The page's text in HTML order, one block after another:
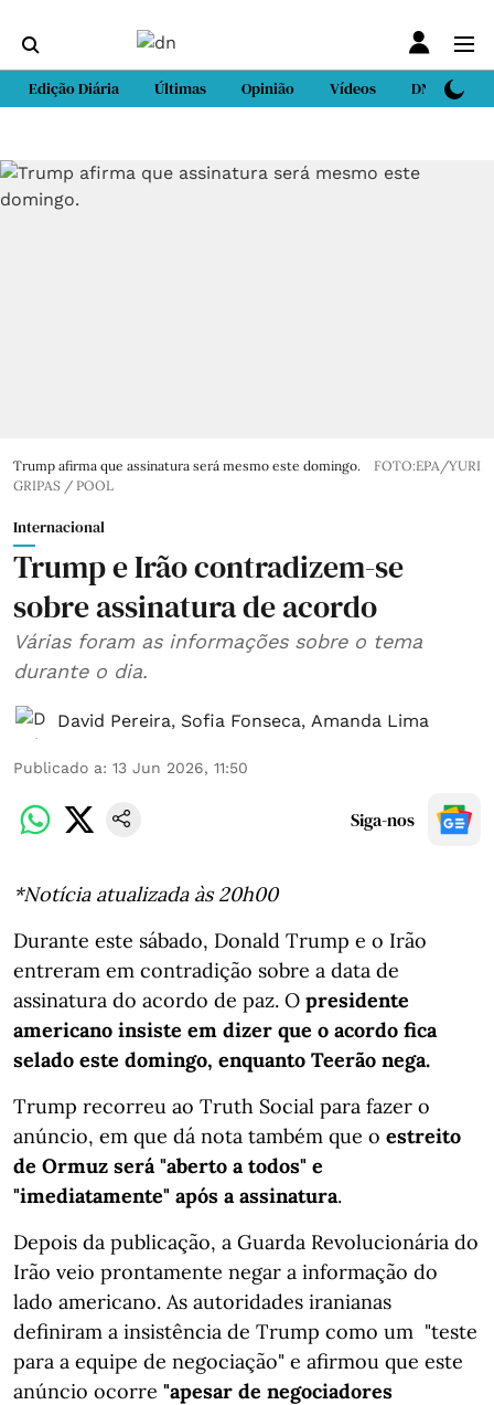
Edição Diária Últimas Opinião Vídeos DN Sport
Trump afirma que assinatura será mesmo este domingo.
FOTO:EPA/YURI
GRIPAS / POOL
Internacional
Trump e Irão contradizem-se
sobre assinatura de acordo
Várias foram as informações sobre o tema
durante o dia.
David Pereira, Sofia Fonseca, Amanda Lima
Publicado a: 13 Jun 2026, 11:50
Siga-nos
*Notícia atualizada às 20h00
Durante este sábado, Donald Trump e o Irão
entreram em contradição sobre a data de
assinatura do acordo de paz. O presidente
americano insiste em dizer que o acordo fica
selado este domingo, enquanto Teerão nega.
Trump recorreu ao Truth Social para fazer o
anúncio, em que dá nota também que o estreito
de Ormuz será "aberto a todos" e
"imediatamente" após a assinatura.
Depois da publicação, a Guarda Revolucionária do
Irão veio prontamente negar a informação do
lado americano. As autoridades iranianas
definiram a insistência de Trump como um "teste
para a equipe de negociação" e afirmou que este
anúncio ocorre "apesar de negociadores